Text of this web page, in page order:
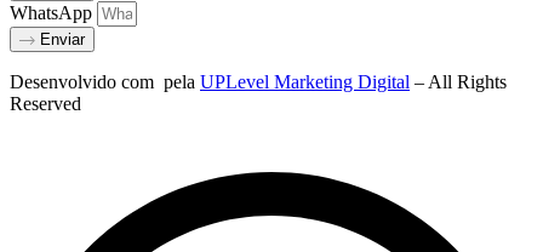
WhatsApp
Enviar
Desenvolvido com pela UPLevel Marketing Digital – All Rights
Reserved